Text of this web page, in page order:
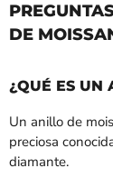
DE
¿QUÉ ES UN
Un anillo de
preciosa
diamante.